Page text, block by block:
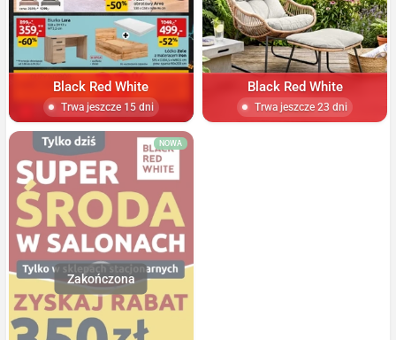
Black Red White
Trwa jeszcze 15 dni
Black Red White
Trwa jeszcze 23 dni
NOWA